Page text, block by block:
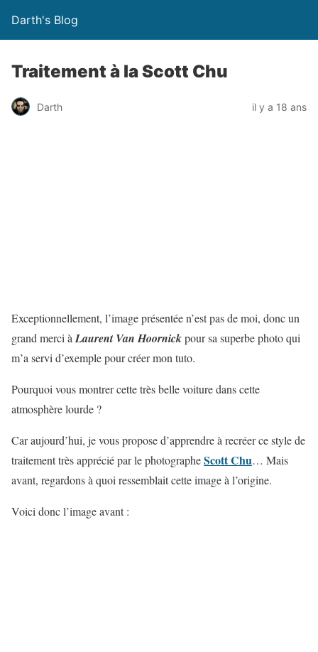
Darth's Blog
Traitement à la Scott Chu
Darth il y a 18 ans
Exceptionnellement, l’image présentée n’est pas de moi, donc un
grand merci à Laurent Van Hoornickpour sa superbe photo qui
m’a servi d’exemple pour créer mon tuto.
Pourquoi vous montrer cette très belle voiture dans cette
atmosphère lourde ?
Car aujourd’hui, je vous propose d’apprendre à recréer ce style de
traitement très apprécié par le photographeScott Chu… Mais
avant, regardons à quoi ressemblait cette image à l’origine.
Voici donc l’image avant :